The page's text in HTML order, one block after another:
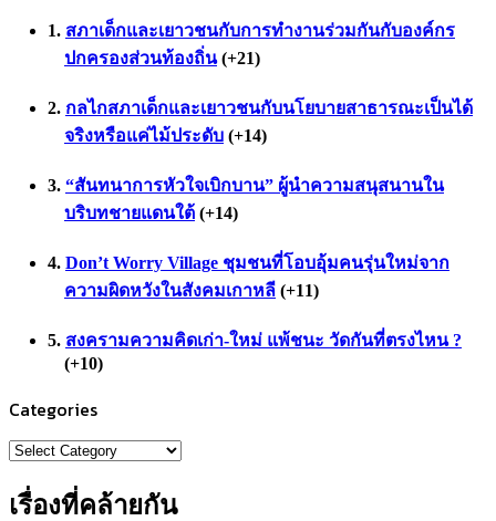
สภาเด็กและเยาวชนกับการทำงานร่วมกันกับองค์กร
ปกครองส่วนท้องถิ่น +21
กลไกสภาเด็กและเยาวชนกับนโยบายสาธารณะเป็นได้
จริงหรือแค่ไม้ประดับ +14
“สันทนาการหัวใจเบิกบาน” ผู้นำความสนุสนานใน
บริบทชายแดนใต้ +14
Don’t Worry Village ชุมชนที่โอบอุ้มคนรุ่นใหม่จาก
ความผิดหวังในสังคมเกาหลี +11
สงครามความคิดเก่า-ใหม่ แพ้ชนะ วัดกันที่ตรงไหน ?
+10
Categories
Categories
เรื่องที่คล้ายกัน